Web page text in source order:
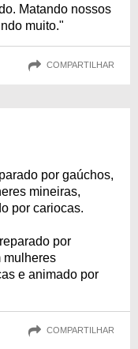
Matando nossos
muito."
COMPARTILHAR
por gaúchos,
mineiras,
por cariocas.
por
mulheres
e animado por
COMPARTILHAR